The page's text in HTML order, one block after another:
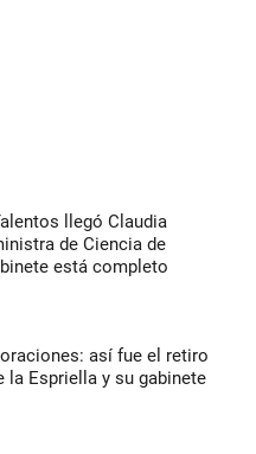
llegó Claudia
de Ciencia de
está completo
así fue el retiro
la Espriella y su gabinete